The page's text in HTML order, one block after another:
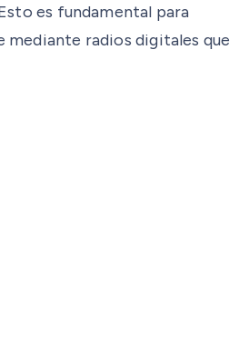
es fundamental para
mediante radios digitales que